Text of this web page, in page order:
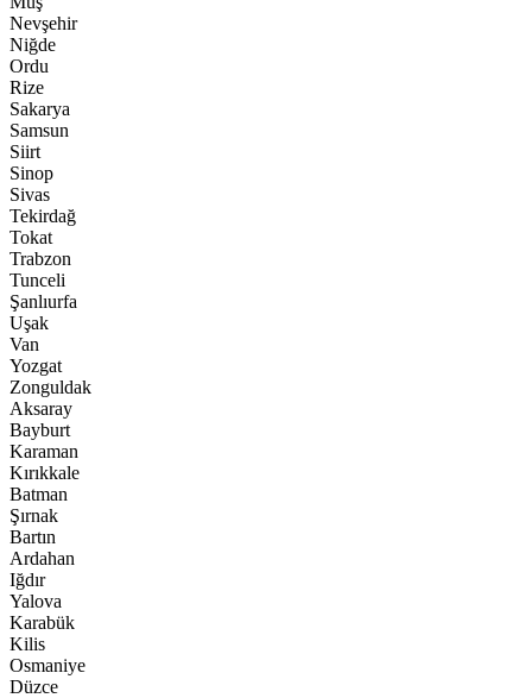
Nevşehir
Niğde
Ordu
Rize
Sakarya
Samsun
Siirt
Sinop
Sivas
Tekirdağ
Tokat
Trabzon
Tunceli
Şanlıurfa
Uşak
Van
Yozgat
Zonguldak
Aksaray
Bayburt
Karaman
Kırıkkale
Batman
Şırnak
Bartın
Ardahan
Iğdır
Yalova
Karabük
Kilis
Osmaniye
Düzce